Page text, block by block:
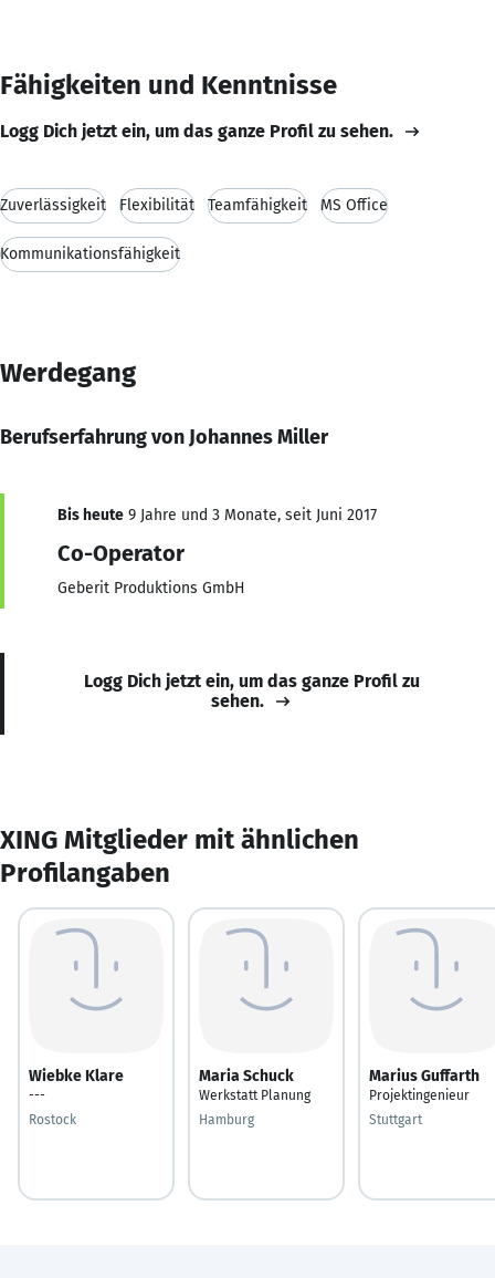
Fähigkeiten und Kenntnisse
Logg Dich jetzt ein, um das ganze Profil zu sehen.
Zuverlässigkeit Flexibilität Teamfähigkeit MS Office
Kommunikationsfähigkeit
Werdegang
Berufserfahrung von Johannes Miller
Bis heute 9 Jahre und 3 Monate, seit Juni 2017
Co-Operator
Geberit Produktions GmbH
Logg Dich jetzt ein, um das ganze Profil zu
sehen.
XING Mitglieder mit ähnlichen
Profilangaben
Wiebke Klare
---
Rostock
Maria Schuck
Werkstatt Planung
Hamburg
Marius Guffarth
Projektingenieur
Stuttgart